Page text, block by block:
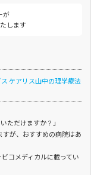
が
します
ケアリス山中の理学療法
ただけますか？」
が、おすすめの病院はあ
コメディカルに載ってい